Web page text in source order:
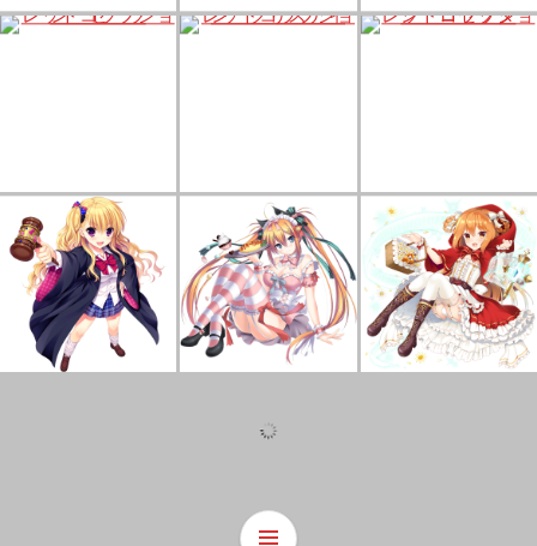
レッドコラプション ゼーラ レッドコラプション クリスティ
レッドコラプション ルイーゼ レッドコラプション ジェシカ